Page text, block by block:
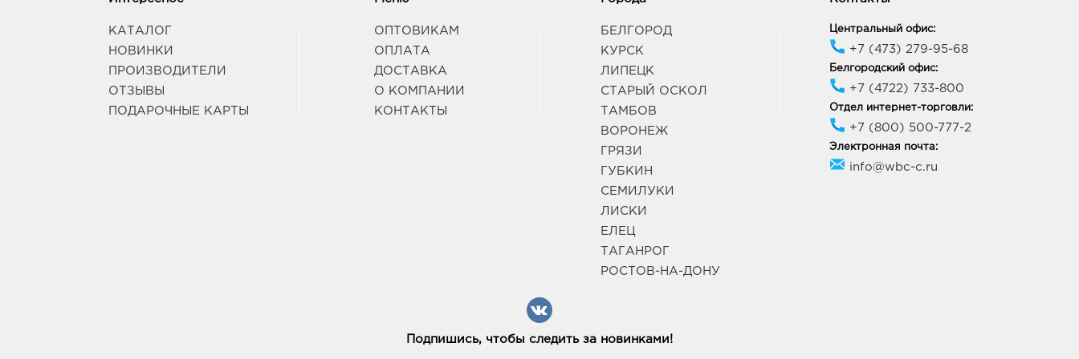
КАТАЛОГ
НОВИНКИ
ПРОИЗВОДИТЕЛИ
ОТЗЫВЫ
ПОДАРОЧНЫЕ КАРТЫ
ОПТОВИКАМ
ОПЛАТА
ДОСТАВКА
О КОМПАНИИ
КОНТАКТЫ
БЕЛГОРОД
КУРСК
ЛИПЕЦК
СТАРЫЙ ОСКОЛ
ТАМБОВ
ВОРОНЕЖ
ГРЯЗИ
ГУБКИН
СЕМИЛУКИ
ЛИСКИ
ЕЛЕЦ
ТАГАНРОГ
РОСТОВ-НА-ДОНУ
Центральный офис:
+7 (473) 279-95-68
Белгородский офис:
+7 (4722) 733-800
Отдел интернет-торговли:
+7 (800) 500-777-2
Электронная почта:
info@wbc-c.ru
Подпишись, чтобы следить за новинками!